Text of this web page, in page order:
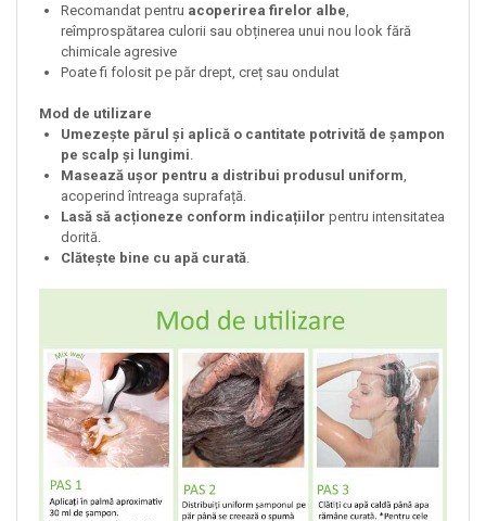
Recomandat pentru acoperirea firelor albe
reîmprospătarea culorii sau obținerea unui nou look fără
chimicale agresive
Poate fi folosit pe păr drept, creț sau ondulat
Mod de utilizare
Umezește părul și aplică o cantitate potrivită de șampon
pe scalp și lungimi
Masează ușor pentru a distribui produsul uniform
acoperind întreaga suprafață.
Lasă să acționeze conform indicațiilor pentru intensitatea
dorită.
Clătește bine cu apă curată